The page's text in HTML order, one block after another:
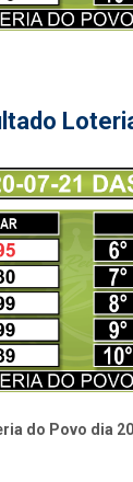
do Povo dia